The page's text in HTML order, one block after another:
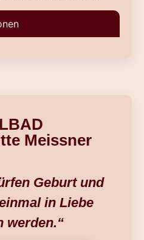
Meissner
Geburt und
in Liebe
werden.“